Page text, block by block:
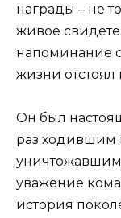
награды – не
живое
напоминание
жизни
Он был
раз ходившим
уважение
история